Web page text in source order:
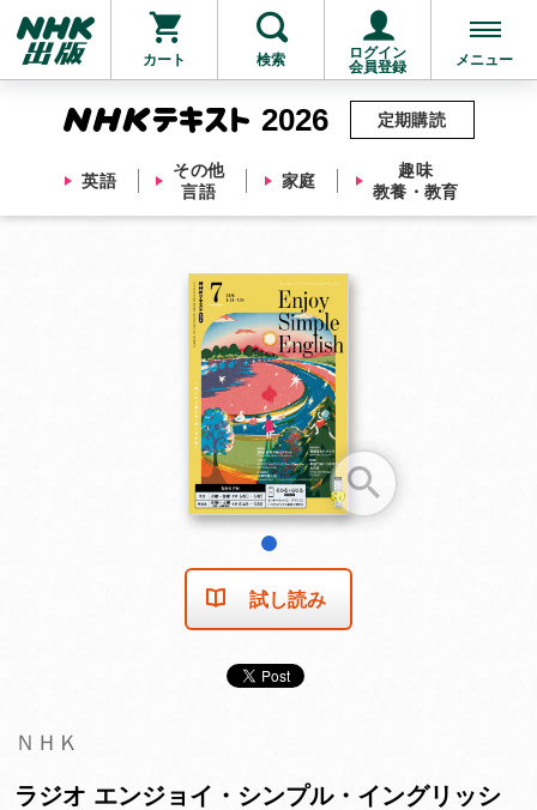
カート 検索
ログイン
会員登録
メニュー
2026
英語
その他
言語
家庭
趣味
教養・教育
定期購読
他にも商品を買う
試し読み
ＮＨＫ
ラジオ エンジョイ・シンプル・イングリッシ